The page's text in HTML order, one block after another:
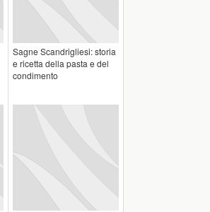
Sagne Scandrigliesi: storia
e ricetta della pasta e del
condimento